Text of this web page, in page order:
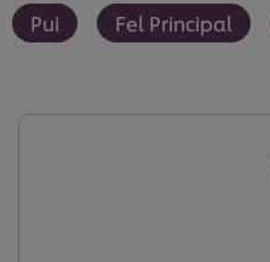
Pui Fel Principal